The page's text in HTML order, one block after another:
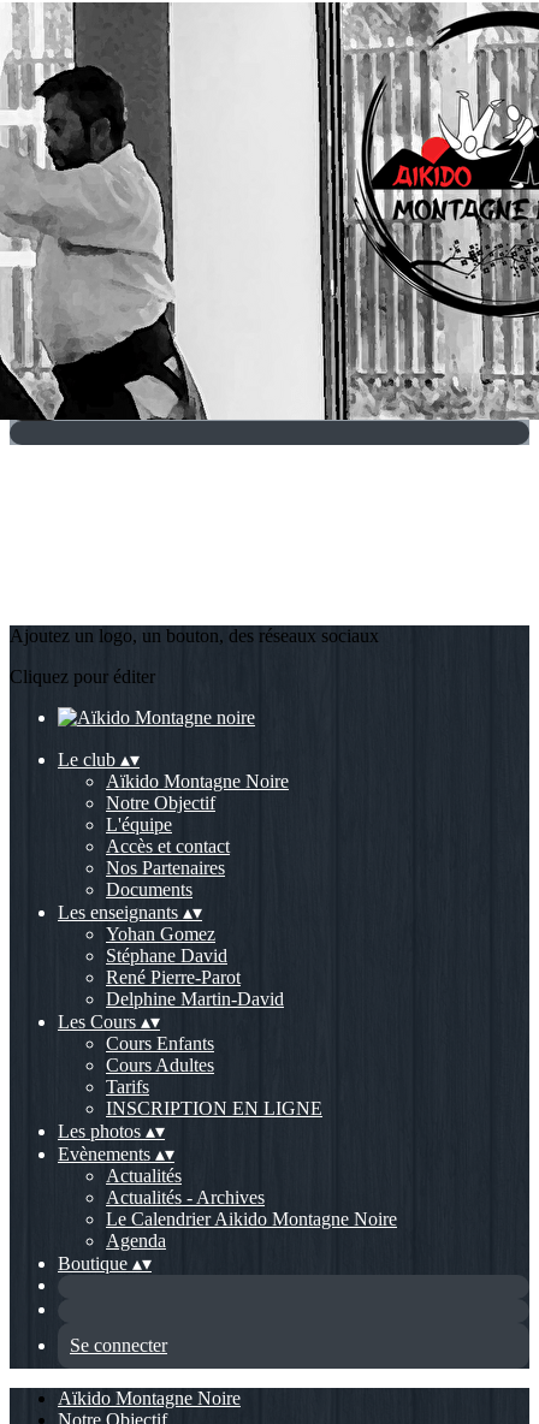
Exporter les lignes sélectionnées
Exporter toutes les colonnes
Exporter uniquement les colonnes affichées
Menu
?>
Images de la page d'accueil
Cliquez pour éditer
Texte, bouton et/ou inscription à la newsletter
Cliquez pour éditer
Je m'abonne à la newsletter
OK
Ajoutez un logo, un bouton, des réseaux sociaux
Cliquez pour éditer
Le club ▴▾
Aïkido Montagne Noire
Notre Objectif
L'équipe
Accès et contact
Nos Partenaires
Documents
Les enseignants ▴▾
Yohan Gomez
Stéphane David
René Pierre-Parot
Delphine Martin-David
Les Cours ▴▾
Cours Enfants
Cours Adultes
Tarifs
INSCRIPTION EN LIGNE
Les photos ▴▾
Evènements ▴▾
Actualités
Actualités - Archives
Le Calendrier Aikido Montagne Noire
Agenda
Boutique ▴▾
Se connecter
Aïkido Montagne Noire
Notre Objectif